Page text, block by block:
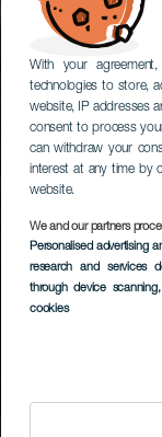
With your
technologies to store,
website, IP addresses
consent to process
can withdraw your
interest at any time by
website.
We and our partners
Personalised advertising
research and services
through device scanning
cookies